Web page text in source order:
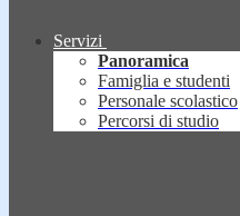
Servizi
Panoramica
Famiglia e studenti
Personale scolastico
Percorsi di studio